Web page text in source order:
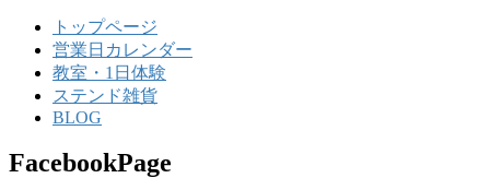
トップページ
営業日カレンダー
教室・1日体験
ステンド雑貨
BLOG
FacebookPage